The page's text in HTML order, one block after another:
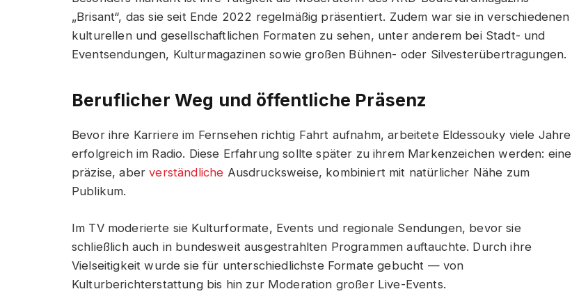
„Brisant“, das sie seit Ende 2022 regelmäßig präsentiert. Zudem war sie in verschiedenen
kulturellen und gesellschaftlichen Formaten zu sehen, unter anderem bei Stadt- und
Eventsendungen, Kulturmagazinen sowie großen Bühnen- oder Silvesterübertragungen.
Beruflicher Weg und öffentliche Präsenz
Bevor ihre Karriere im Fernsehen richtig Fahrt aufnahm, arbeitete Eldessouky viele Jahre
erfolgreich im Radio. Diese Erfahrung sollte später zu ihrem Markenzeichen werden: eine
präzise, aberverständliche Ausdrucksweise, kombiniert mit natürlicher Nähe zum
Publikum.
Im TV moderierte sie Kulturformate, Events und regionale Sendungen, bevor sie
schließlich auch in bundesweit ausgestrahlten Programmen auftauchte. Durch ihre
Vielseitigkeit wurde sie für unterschiedlichste Formate gebucht — von
Kulturberichterstattung bis hin zur Moderation großer Live-Events.